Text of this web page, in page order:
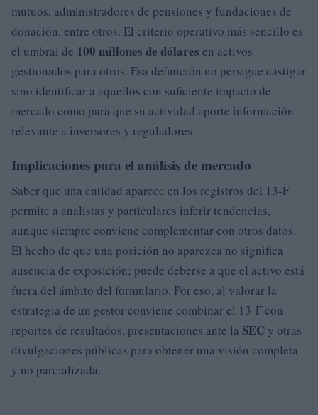
mutuos, administradores de pensiones y fundaciones de
donación, entre otros. El criterio operativo más sencillo es
el umbral de 100 millones de dólares en activos
gestionados para otros. Esa definición no persigue castigar
sino identificar a aquellos con suficiente impacto de
mercado como para que su actividad aporte información
relevante a inversores y reguladores.
Implicaciones para el análisis de mercado
Saber que una entidad aparece en los registros del 13-F
permite a analistas y particulares inferir tendencias,
aunque siempre conviene complementar con otros datos.
El hecho de que una posición no aparezca no significa
ausencia de exposición; puede deberse a que el activo está
fuera del ámbito del formulario. Por eso, al valorar la
estrategia de un gestor conviene combinar el 13-F con
reportes de resultados, presentaciones ante la SEC y otras
divulgaciones públicas para obtener una visión completa
y no parcializada.